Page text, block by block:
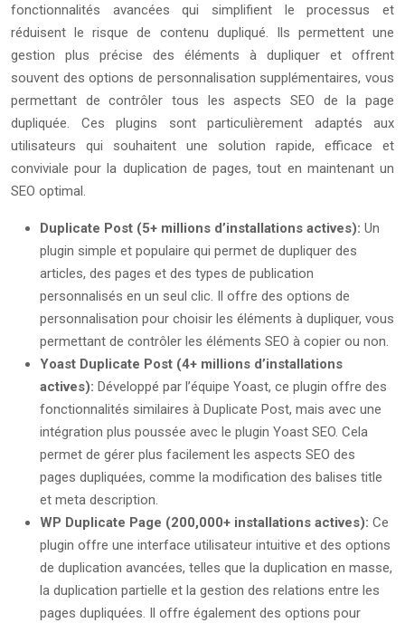
fonctionnalités avancées qui simplifient le processus et
réduisent le risque de contenu dupliqué. Ils permettent une
gestion plus précise des éléments à dupliquer et offrent
souvent des options de personnalisation supplémentaires, vous
permettant de contrôler tous les aspects SEO de la page
dupliquée. Ces plugins sont particulièrement adaptés aux
utilisateurs qui souhaitent une solution rapide, efficace et
conviviale pour la duplication de pages, tout en maintenant un
SEO optimal.
Duplicate Post (5+ millions d’installations actives): Un
plugin simple et populaire qui permet de dupliquer des
articles, des pages et des types de publication
personnalisés en un seul clic. Il offre des options de
personnalisation pour choisir les éléments à dupliquer, vous
permettant de contrôler les éléments SEO à copier ou non.
Yoast Duplicate Post (4+ millions d’installations
actives): Développé par l’équipe Yoast, ce plugin offre des
fonctionnalités similaires à Duplicate Post, mais avec une
intégration plus poussée avec le plugin Yoast SEO. Cela
permet de gérer plus facilement les aspects SEO des
pages dupliquées, comme la modification des balises title
et meta description.
WP Duplicate Page (200,000+ installations actives): Ce
plugin offre une interface utilisateur intuitive et des options
de duplication avancées, telles que la duplication en masse,
la duplication partielle et la gestion des relations entre les
pages dupliquées. Il offre également des options pour